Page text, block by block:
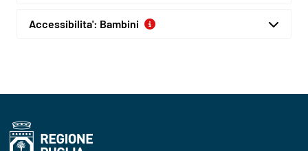
Accessibilita': Bambini